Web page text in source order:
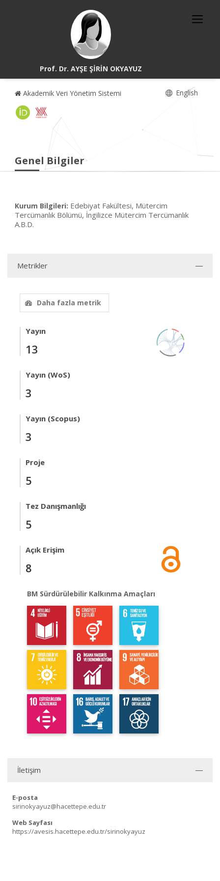
Prof. Dr. AYŞE ŞİRİN OKYAYUZ
Akademik Veri Yönetim Sistemi English
Genel Bilgiler
Kurum Bilgileri: Edebiyat Fakültesi, Mütercim
Tercümanlık Bölümü, İngilizce Mütercim Tercümanlık
A.B.D.
Metrikler
Daha fazla metrik
Yayın
13
Yayın (WoS)
3
Yayın (Scopus)
3
Proje
5
Tez Danışmanlığı
5
Açık Erişim
8
BM Sürdürülebilir Kalkınma Amaçları
İletişim
E-posta
sirinokyayuz@hacettepe.edu.tr
Web Sayfası
https://avesis.hacettepe.edu.tr/sirinokyayuz